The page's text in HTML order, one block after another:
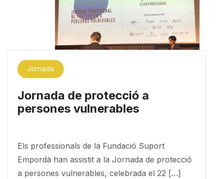
Jornada
Jornada de protecció a
persones vulnerables
Els professionals de la Fundació Suport
Empordà han assistit a la Jornada de protecció
a persones vulnerables, celebrada el 22 […]